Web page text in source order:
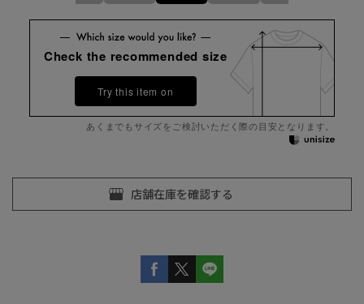
Check the recommended size
Try this item on
あくまでもサイズをご検討いただく際の目安となります。